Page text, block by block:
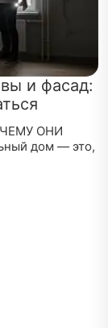
и фасад:
ОНИ
дом — это,